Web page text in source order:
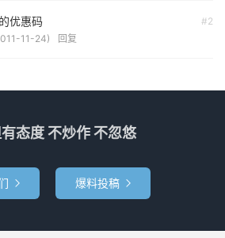
#2
优惠码
11-24) 回复
态度 不炒作 不忽悠
 爆料投稿 